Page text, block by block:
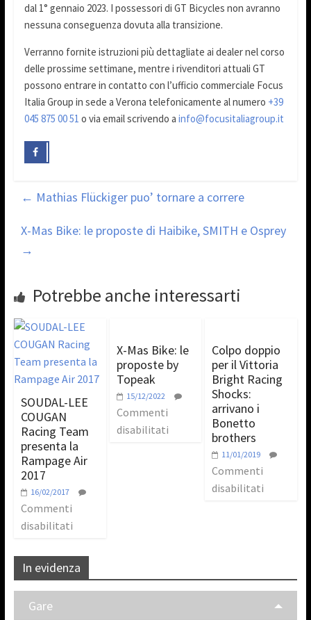
dal 1° gennaio 2023. I possessori di GT Bicycles non avranno
nessuna conseguenza dovuta alla transizione.
Verranno fornite istruzioni più dettagliate ai dealer nel corso
delle prossime settimane, mentre i rivenditori attuali GT
possono entrare in contatto con l’ufficio commerciale Focus
Italia Group in sede a Verona telefonicamente al numero +39
045 875 00 51 o via email scrivendo a info@focusitaliagroup.it
← Mathias Flückiger puo’ tornare a correre
X-Mas Bike: le proposte di Haibike, SMITH e Osprey
→
Potrebbe anche interessarti
SOUDAL-LEE
COUGAN
Racing Team
presenta la
Rampage Air
2017
16/02/2017
Commenti
disabilitati
X-Mas Bike: le
proposte by
Topeak
15/12/2022
Commenti
disabilitati
Colpo doppio
per il Vittoria
Bright Racing
Shocks:
arrivano i
Bonetto
brothers
11/01/2019
Commenti
disabilitati
In evidenza
Gare